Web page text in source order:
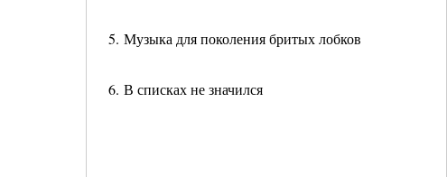
5. Музыка для поколения бритых лобков
6. В списках не значился